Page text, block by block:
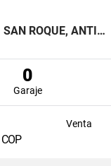
LOTE EN VILLA LAURA. SAN ROQUE, ANTIOQUIA
0
Garaje
Venta
COP